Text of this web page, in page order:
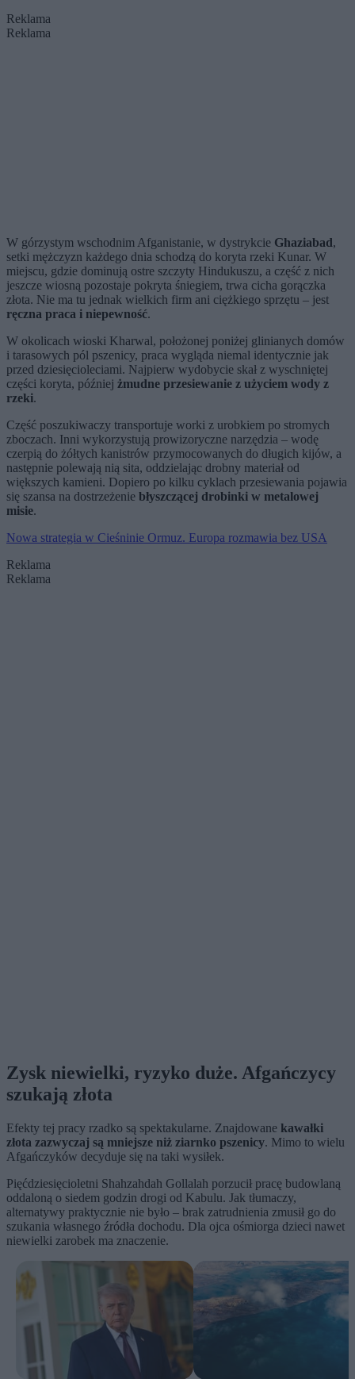
Reklama
Reklama
W górzystym wschodnim Afganistanie, w dystrykcie Ghaziabad,
setki mężczyzn każdego dnia schodzą do koryta rzeki Kunar. W
miejscu, gdzie dominują ostre szczyty Hindukuszu, a część z nich
jeszcze wiosną pozostaje pokryta śniegiem, trwa cicha gorączka
złota. Nie ma tu jednak wielkich firm ani ciężkiego sprzętu – jest
ręczna praca i niepewność.
W okolicach wioski Kharwal, położonej poniżej glinianych domów
i tarasowych pól pszenicy, praca wygląda niemal identycznie jak
przed dziesięcioleciami. Najpierw wydobycie skał z wyschniętej
części koryta, później żmudne przesiewanie z użyciem wody z
rzeki.
Część poszukiwaczy transportuje worki z urobkiem po stromych
zboczach. Inni wykorzystują prowizoryczne narzędzia – wodę
czerpią do żółtych kanistrów przymocowanych do długich kijów, a
następnie polewają nią sita, oddzielając drobny materiał od
większych kamieni. Dopiero po kilku cyklach przesiewania pojawia
się szansa na dostrzeżenie błyszczącej drobinki w metalowej
misie.
Nowa strategia w Cieśninie Ormuz. Europa rozmawia bez USA
Reklama
Reklama
Zysk niewielki, ryzyko duże. Afgańczycy
szukają złota
Efekty tej pracy rzadko są spektakularne. Znajdowane kawałki
złota zazwyczaj są mniejsze niż ziarnko pszenicy. Mimo to wielu
Afgańczyków decyduje się na taki wysiłek.
Pięćdziesięcioletni Shahzahdah Gollalah porzucił pracę budowlaną
oddaloną o siedem godzin drogi od Kabulu. Jak tłumaczy,
alternatywy praktycznie nie było – brak zatrudnienia zmusił go do
szukania własnego źródła dochodu. Dla ojca ośmiorga dzieci nawet
niewielki zarobek ma znaczenie.